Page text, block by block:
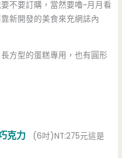
不要訂購，當然要嚕~月月看
新開發的美食來充網誌內
方型的蛋糕專用，也有圓形
克力 (6吋)NT:275元這是